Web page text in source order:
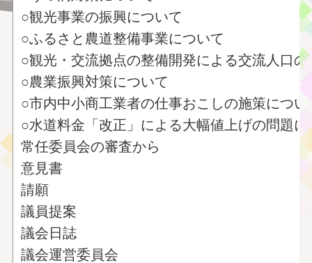
○観光事業の振興について
○ふるさと農道整備事業について
○観光・交流拠点の整備開発による交流人口
○農業振興対策について
○市内中小商工業者の仕事おこしの施策につい
○水道料金「改正」による大幅値上げの問題に
常任委員会の審査から
意見書
請願
議員提案
議会日誌
議会運営委員会